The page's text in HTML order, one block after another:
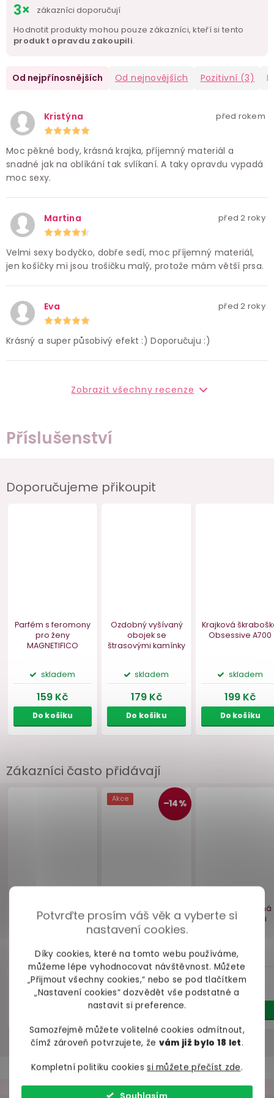
Potvrďte prosím váš věk a vyberte si
nastavení cookies.
Díky cookies, které na tomto webu používáme,
můžeme lépe vyhodnocovat návštěvnost. Můžete
„Přijmout všechny cookies,“ nebo se pod tlačítkem
„Nastavení cookies“ dozvědět vše podstatné a
nastavit si preference.
Samozřejmě můžete volitelné cookies odmítnout,
čímž zároveň potvrzujete, že vám již bylo 18 let.
Kompletní politiku cookiessi můžete přečíst zde.
Příslušenství
3×
zákazníci doporučují
Hodnotit produkty mohou pouze zákazníci, kteří si tento
produkt opravdu zakoupili.
Od nejpřínosnějších Od nejnovějších Pozitivní (3)
Kristýna před rokem
Moc pěkné body, krásná krajka, příjemný materiál a
snadné jak na oblíkání tak svlíkaní. A taky opravdu vypadá
moc sexy.
Martina před 2 roky
Velmi sexy bodyčko, dobře sedí, moc příjemný materiál,
jen košíčky mi jsou trošičku malý, protože mám větší prsa.
Eva před 2 roky
Krásný a super působivý efekt :) Doporučuju :)
Zobrazit všechny recenze
Doporučujeme přikoupit
pro ženy
SelectionVZOREK, 2
ml
159 Kč
Do košíku
obojek se
Cottelli
skladem
179 Kč
Do košíku Do
Zákazníci často přidávají
Akce –14 %